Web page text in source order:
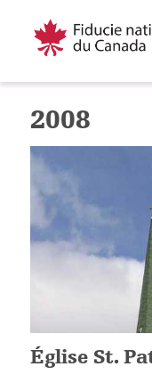
2008
Église St.